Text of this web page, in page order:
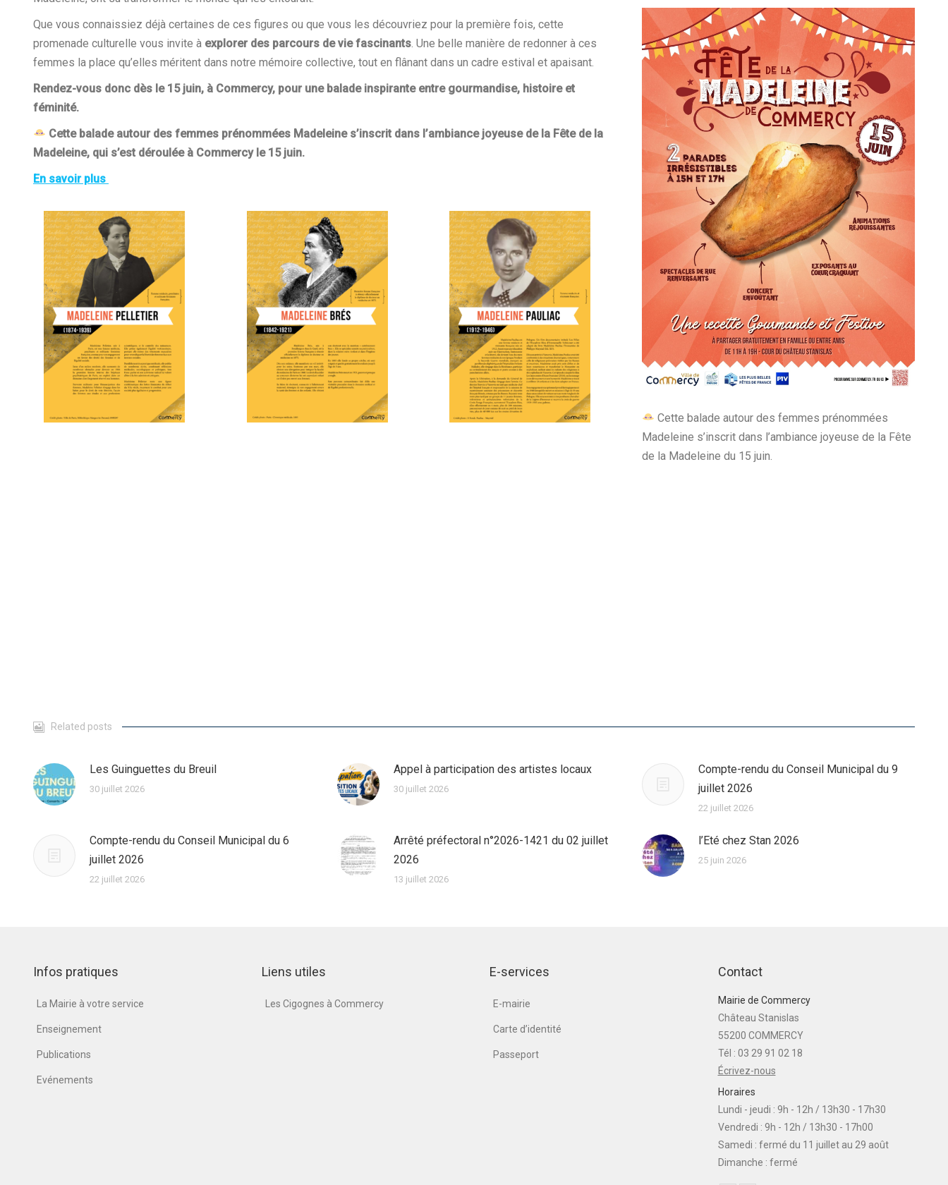
Que vous connaissiez déjà certaines de ces figures ou que vous les découvriez pour la première fois, cette
promenade culturelle vous invite à explorer des parcours de vie fascinants. Une belle manière de redonner à ces
femmes la place qu’elles méritent dans notre mémoire collective, tout en flânant dans un cadre estival et apaisant.
Rendez-vous donc dès le 15 juin, à Commercy, pour une balade inspirante entre gourmandise, histoire et
féminité.
Cette balade autour des femmes prénommées Madeleine s’inscrit dans l’ambiance joyeuse de la Fête de la
Madeleine, qui s’est déroulée à Commercy le 15 juin.
En savoir plus
Cette balade autour des femmes prénommées
Madeleine s’inscrit dans l’ambiance joyeuse de la Fête
de la Madeleine du 15 juin.
Related posts
Les Guinguettes du Breuil
30 juillet 2026
Appel à participation des artistes locaux
30 juillet 2026
Compte-rendu du Conseil Municipal du 9
juillet 2026
22 juillet 2026
Compte-rendu du Conseil Municipal du 6
juillet 2026
22 juillet 2026
Arrêté préfectoral n°2026-1421 du 02 juillet
2026
13 juillet 2026
l’Eté chez Stan 2026
25 juin 2026
Infos pratiques
La Mairie à votre service
Enseignement
Publications
Evénements
Liens utiles
Les Cigognes à Commercy
E-services
E-mairie
Carte d’identité
Passeport
Contact
Mairie de Commercy
Château Stanislas
55200 COMMERCY
Tél : 03 29 91 02 18
Écrivez-nous
Horaires
Lundi - jeudi : 9h - 12h / 13h30 - 17h30
Vendredi : 9h - 12h / 13h30 - 17h00
Samedi : fermé du 11 juillet au 29 août
Dimanche : fermé